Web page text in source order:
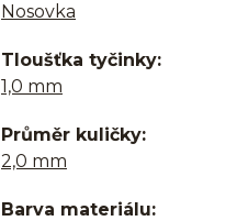
Nosovka
Tloušťka tyčinky
1,0 mm
Průměr kuličky
2,0 mm
Barva materiálu